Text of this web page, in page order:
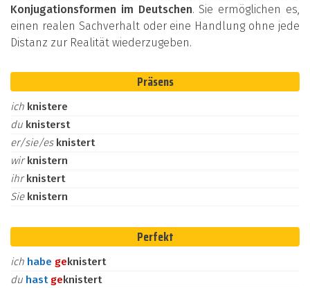
Konjugationsformen im Deutschen. Sie ermöglichen es,
einen realen Sachverhalt oder eine Handlung ohne jede
Distanz zur Realität wiederzugeben.
Präsens
ich knistere
du knisterst
er/sie/es knistert
wirknistern
ihrknistert
Sie knistern
Perfekt
ich habe geknistert
du hast geknistert